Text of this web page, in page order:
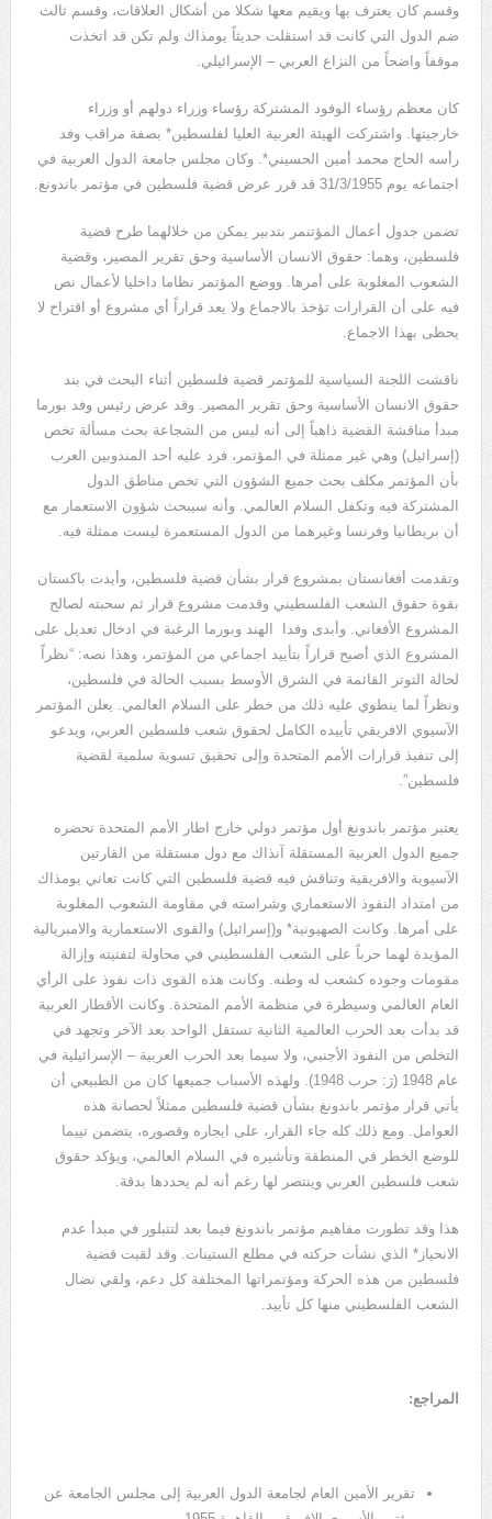
وقسم كان يعترف بها ويقيم معها شكلا من أشكال العلاقات، وقسم ثالث
ضم الدول التي كانت قد استقلت حديثاً يومذاك ولم تكن قد اتخذت
موقفاً واضحاً من النزاع العربي – الإسرائيلي.
كان معظم رؤساء الوفود المشتركة رؤساء وزراء دولهم أو وزراء
خارجيتها. واشتركت الهيئة العربية العليا لفلسطين* بصفة مراقب وفد
رأسه الحاج محمد أمين الحسيني*. وكان مجلس جامعة الدول العربية في
اجتماعه يوم 31/3/1955 قد قرر عرض قضية فلسطين في مؤتمر باندونغ.
تضمن جدول أعمال المؤتنمر بتدبير يمكن من خلالهما طرح قضية
فلسطين، وهما: حقوق الانسان الأساسية وحق تقرير المصير، وقضية
الشعوب المغلوبة على أمرها. ووضع المؤتمر نظاما داخليا لأعمال نص
فيه على أن القرارات تؤخذ بالاجماع ولا يعد قراراً أي مشروع أو اقتراح لا
يحظى بهذا الاجماع.
ناقشت اللجنة السياسية للمؤتمر قضية فلسطين أثناء البحث في بند
حقوق الانسان الأساسية وحق تقرير المصير. وقد عرض رئيس وفد بورما
مبدأ مناقشة القضية ذاهباً إلى أنه ليس من الشجاعة بحث مسألة تخص
(إسرائيل) وهي غير ممثلة في المؤتمر، فرد عليه أحد المندوبين العرب
بأن المؤتمر مكلف بحث جميع الشؤون التي تخص مناطق الدول
المشتركة فيه وتكفل السلام العالمي. وأنه سيبحث شؤون الاستعمار مع
أن بريطانيا وفرنسا وغيرهما من الدول المستعمرة ليست ممثلة فيه.
وتقدمت أفغانستان بمشروع قرار بشأن قضية فلسطين، وأيدت باكستان
بقوة حقوق الشعب الفلسطيني وقدمت مشروع قرار ثم سحبته لصالح
المشروع الأفغاني. وأبدى وفدا الهند وبورما الرغبة في ادخال تعديل على
المشروع الذي أصبح قراراً بتأييد اجماعي من المؤتمر، وهذا نصه: “نظراً
لحالة التوتر القائمة في الشرق الأوسط بسبب الحالة في فلسطين،
ونظراً لما ينطوي عليه ذلك من خطر على السلام العالمي. يعلن المؤتمر
الآسيوي الافريقي تأييده الكامل لحقوق شعب فلسطين العربي، ويدعو
إلى تنفيذ قرارات الأمم المتحدة وإلى تحقيق تسوية سلمية لقضية
فلسطين”.
يعتبر مؤتمر باندونغ أول مؤتمر دولي خارج اطار الأمم المتحدة تحضره
جميع الدول العربية المستقلة آنذاك مع دول مستقلة من القارتين
الآسيوية والافريقية وتناقش فيه قضية فلسطين التي كانت تعاني يومذاك
من امتداد النفوذ الاستعماري وشراسته في مقاومة الشعوب المغلوبة
على أمرها. وكانت الصهيونية* و(إسرائيل) والقوى الاستعمارية والامبريالية
المؤيدة لهما حرباً على الشعب الفلسطيني في محاولة لتفتيته وإزالة
مقومات وجوده كشعب له وطنه. وكانت هذه القوى ذات نفوذ على الرأي
العام العالمي وسيطرة في منظمة الأمم المتحدة. وكانت الأقطار العربية
قد بدأت بعد الحرب العالمية الثانية تستقل الواحد بعد الآخر وتجهد في
التخلص من النفوذ الأجنبي، ولا سيما بعد الحرب العربية – الإسرائيلية في
عام 1948 (رَ: حرب 1948). ولهذه الأسباب جميعها كان من الطبيعي أن
يأتي قرار مؤتمر باندونغ بشأن قضية فلسطين ممثلاً لحصانة هذه
العوامل. ومع ذلك كله جاء القرار، على ايجاره وقصوره، يتضمن تييما
للوضع الخطر في المنطقة وتأشيره في السلام العالمي، ويؤكد حقوق
شعب فلسطين العربي وينتصر لها رغم أنه لم يحددها بدقة.
هذا وقد تطورت مفاهيم مؤتمر باندونغ فيما بعد لتتبلور في مبدأ عدم
الانحياز* الذي نشأت حركته في مطلع الستينات. وقد لقيت قضية
فلسطين من هذه الحركة ومؤتمراتها المختلفة كل دعم، ولقي نضال
الشعب الفلسطيني منها كل تأييد.
المراجع:
تقرير الأمين العام لجامعة الدول العربية إلى مجلس الجامعة عن